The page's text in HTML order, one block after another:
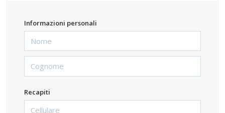
Informazioni personali
Recapiti